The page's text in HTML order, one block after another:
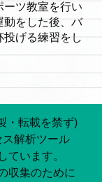
ーツ教室を行い
動をした後、バ
げる練習をし
・転載を禁ず)
解析ツール
ています。
収集のために